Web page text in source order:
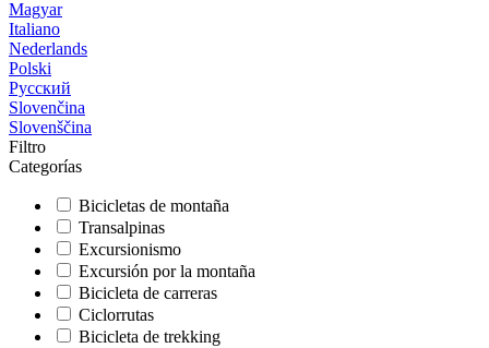
Magyar
Italiano
Nederlands
Polski
Русский
Slovenčina
Slovenščina
Filtro
Categorías
Bicicletas de montaña
Transalpinas
Excursionismo
Excursión por la montaña
Bicicleta de carreras
Ciclorrutas
Bicicleta de trekking